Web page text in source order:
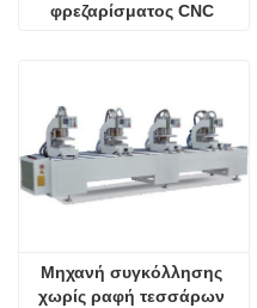
φρεζαρίσματος CNC
Μηχανή συγκόλλησης
χωρίς ραφή τεσσάρων